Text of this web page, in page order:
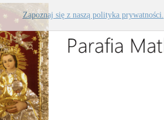
Zapoznaj się z naszą polityka prywatności.